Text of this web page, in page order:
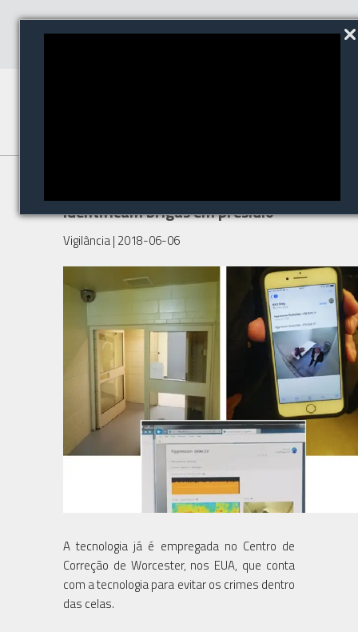
identificam brigas em presídio
Vigilância| 2018-06-06
A tecnologia já é empregada no Centro de
Correção de Worcester, nos EUA, que conta
com a tecnologia para evitar os crimes dentro
das celas.